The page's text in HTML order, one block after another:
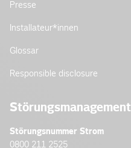
Presse
Installateur­*innen
Glossar
Responsible disclosure
Störungsmanagement
Störungsnummer Strom
0800 211 2525